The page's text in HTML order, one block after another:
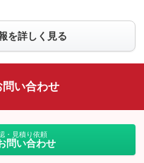
フロントカメラ
：装備なし
：装備なし
ルーフレール
：装備なし
：装備あり
を詳しく見る
問い合わせ
・見積り依頼
問い合わせ